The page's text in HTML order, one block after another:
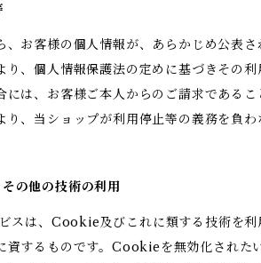
、お客様の個人情報が、あらかじめ公表
り、個人情報保護法の定めに基づきその
には、お客様ご本人からのご請求である
、当ショップが利用停止等の義務を負わ
の他の技術の利用
スは、Cookie及びこれに類する技術を
資するものです。Cookieを無効化され